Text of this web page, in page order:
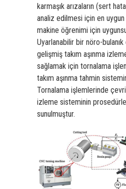
karmaşık arızaların (sert
analiz edilmesi için en uygun
makine öğrenimi için
Uyarlanabilir bir nöro-bulanık
gelişmiş takım aşınma
sağlamak için tornalama
takım aşınma tahmin
Tornalama işlemlerinde
izleme sisteminin
sunulmuştur.